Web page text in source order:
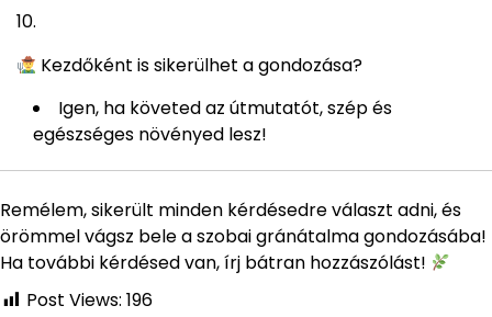
Kezdőként is sikerülhet a gondozása?
Igen, ha követed az útmutatót, szép és
egészséges növényed lesz!
Remélem, sikerült minden kérdésedre választ adni, és
örömmel vágsz bele a szobai gránátalma gondozásába!
Ha további kérdésed van, írj bátran hozzászólást!
Post Views: 196